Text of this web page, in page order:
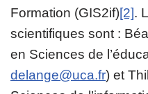
Formation (GIS2if)[2].
scientifiques sont :
en Sciences de
delange@uca.fr) et